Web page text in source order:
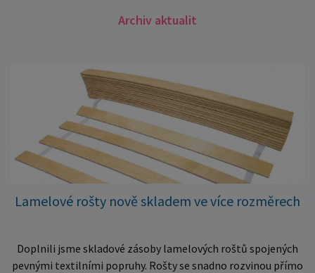
Archiv aktualit
Lamelové rošty nově skladem ve více rozměrech
Doplnili jsme skladové zásoby lamelových roštů spojených
pevnými textilními popruhy. Rošty se snadno rozvinou přímo